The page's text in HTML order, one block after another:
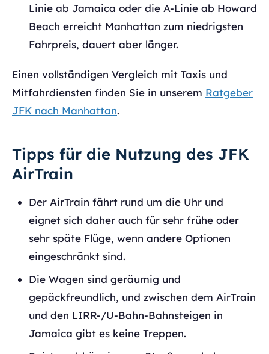
Linie ab Jamaica oder die A-Linie ab Howard
Beach erreicht Manhattan zum niedrigsten
Fahrpreis, dauert aber länger.
Einen vollständigen Vergleich mit Taxis und
Mitfahrdiensten finden Sie in unserem Ratgeber
JFK nach Manhattan.
Tipps für die Nutzung des JFK
AirTrain
Der AirTrain fährt rund um die Uhr und
eignet sich daher auch für sehr frühe oder
sehr späte Flüge, wenn andere Optionen
eingeschränkt sind.
Die Wagen sind geräumig und
gepäckfreundlich, und zwischen dem AirTrain
und den LIRR-/U-Bahn-Bahnsteigen in
Jamaica gibt es keine Treppen.